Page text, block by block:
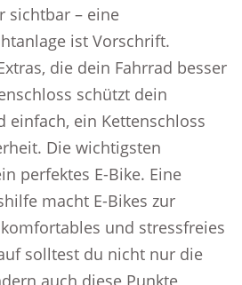
sichtbar – eine
ist Vorschrift.
die dein Fahrrad besser
schützt dein
einfach, ein Kettenschloss
Die wichtigsten
perfektes E-Bike. Eine
macht E-Bikes zur
und stressfreies
solltest du nicht nur die
auch diese Punkte